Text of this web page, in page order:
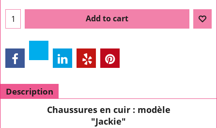
Add to cart
Description
Chaussures en cuir : modèle
"Jackie"